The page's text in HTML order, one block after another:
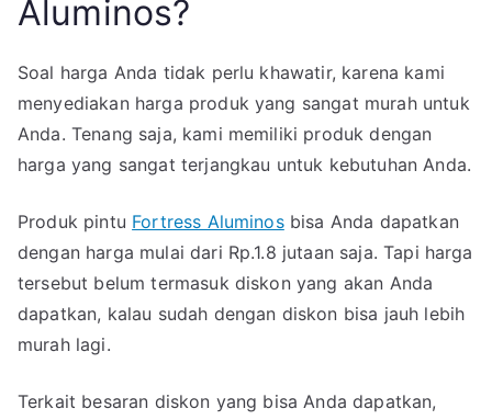
Aluminos?
Soal harga Anda tidak perlu khawatir, karena kami
menyediakan harga produk yang sangat murah untuk
Anda. Tenang saja, kami memiliki produk dengan
harga yang sangat terjangkau untuk kebutuhan Anda.
Produk pintu Fortress Aluminosbisa Anda dapatkan
dengan harga mulai dari Rp.1.8 jutaan saja. Tapi harga
tersebut belum termasuk diskon yang akan Anda
dapatkan, kalau sudah dengan diskon bisa jauh lebih
murah lagi.
Terkait besaran diskon yang bisa Anda dapatkan,